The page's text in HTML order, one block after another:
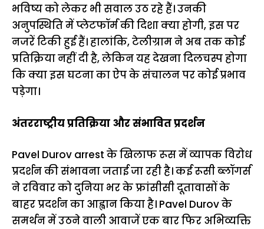
भविष्य को लेकर भी सवाल उठ रहे हैं। उनकी
अनुपस्थिति में प्लेटफॉर्म की दिशा क्या होगी, इस पर
नजरें टिकी हुई हैं। हालांकि, टेलीग्राम ने अब तक कोई
प्रतिक्रिया नहीं दी है, लेकिन यह देखना दिलचस्प होगा
कि क्या इस घटना का ऐप के संचालन पर कोई प्रभाव
पड़ेगा।
अंतरराष्ट्रीय प्रतिक्रिया और संभावित प्रदर्शन
Pavel Durov arrest के खिलाफ रूस में व्यापक विरोध
प्रदर्शन की संभावना जताई जा रही है। कई रूसी ब्लॉगर्स
ने रविवार को दुनिया भर के फ्रांसीसी दूतावासों के
बाहर प्रदर्शन का आह्वान किया है। Pavel Durov के
समर्थन में उठने वाली आवाजें एक बार फिर अभिव्यक्ति